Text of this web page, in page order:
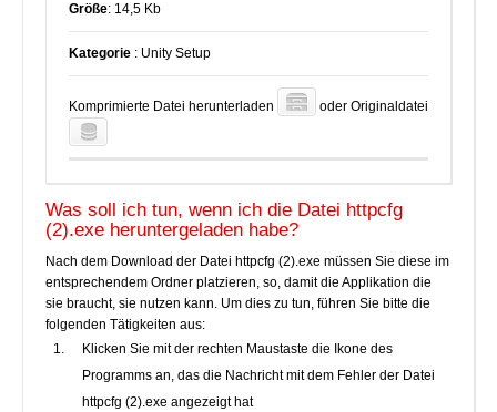
Größe: 14,5 Kb
Kategorie : Unity Setup
Komprimierte Datei herunterladen oder Originaldatei
Was soll ich tun, wenn ich die Datei httpcfg
(2).exe heruntergeladen habe?
Nach dem Download der Datei httpcfg (2).exe müssen Sie diese im
entsprechendem Ordner platzieren, so, damit die Applikation die
sie braucht, sie nutzen kann. Um dies zu tun, führen Sie bitte die
folgenden Tätigkeiten aus:
Klicken Sie mit der rechten Maustaste die Ikone des
Programms an, das die Nachricht mit dem Fehler der Datei
httpcfg (2).exe angezeigt hat